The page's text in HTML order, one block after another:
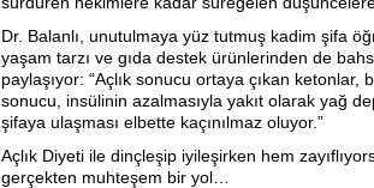
Dr. Balanlı, unutulmaya yüz tutmuş kadim şifa
yaşam tarzı ve gıda destek ürünlerinden de
paylaşıyor: “Açlık sonucu ortaya çıkan ketonlar,
sonucu, insülinin azalmasıyla yakıt olarak yağ
şifaya ulaşması elbette kaçınılmaz oluyor.”
Açlık Diyeti ile dinçleşip iyileşirken hem
gerçekten muhteşem bir yol…